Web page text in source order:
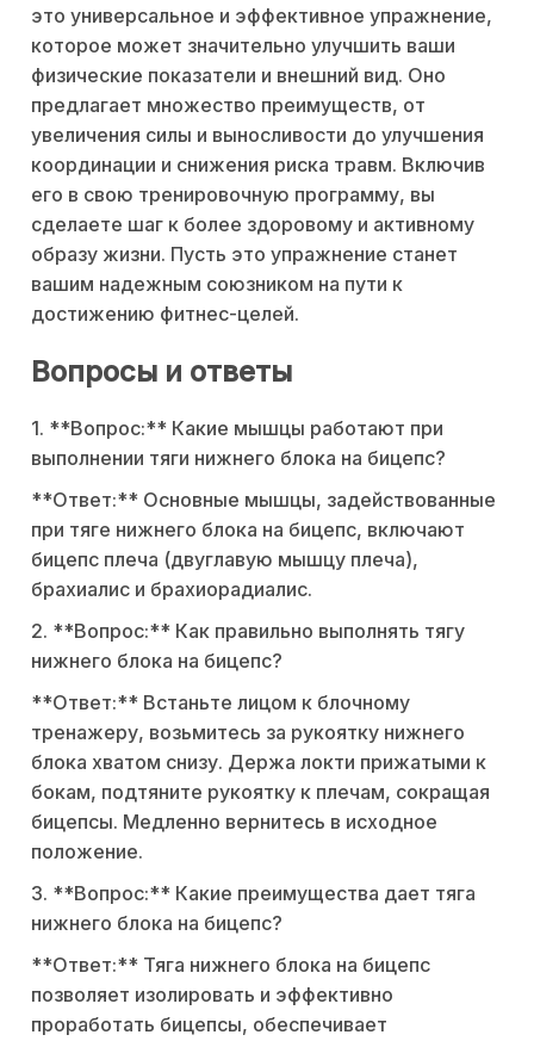
это универсальное и эффективное упражнение,
которое может значительно улучшить ваши
физические показатели и внешний вид. Оно
предлагает множество преимуществ, от
увеличения силы и выносливости до улучшения
координации и снижения риска травм. Включив
его в свою тренировочную программу, вы
сделаете шаг к более здоровому и активному
образу жизни. Пусть это упражнение станет
вашим надежным союзником на пути к
достижению фитнес-целей.
Вопросы и ответы
1. **Вопрос:** Какие мышцы работают при
выполнении тяги нижнего блока на бицепс?
**Ответ:** Основные мышцы, задействованные
при тяге нижнего блока на бицепс, включают
бицепс плеча (двуглавую мышцу плеча),
брахиалис и брахиорадиалис.
2. **Вопрос:** Как правильно выполнять тягу
нижнего блока на бицепс?
**Ответ:** Встаньте лицом к блочному
тренажеру, возьмитесь за рукоятку нижнего
блока хватом снизу. Держа локти прижатыми к
бокам, подтяните рукоятку к плечам, сокращая
бицепсы. Медленно вернитесь в исходное
положение.
3. **Вопрос:** Какие преимущества дает тяга
нижнего блока на бицепс?
**Ответ:** Тяга нижнего блока на бицепс
позволяет изолировать и эффективно
проработать бицепсы, обеспечивает